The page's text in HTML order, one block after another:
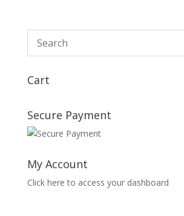
Cart
Secure Payment
My Account
Click here to access your dashboard